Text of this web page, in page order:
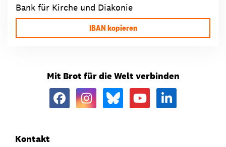
Bank für Kirche und Diakonie
IBAN kopieren
Mit Brot für die Welt verbinden
Kontakt